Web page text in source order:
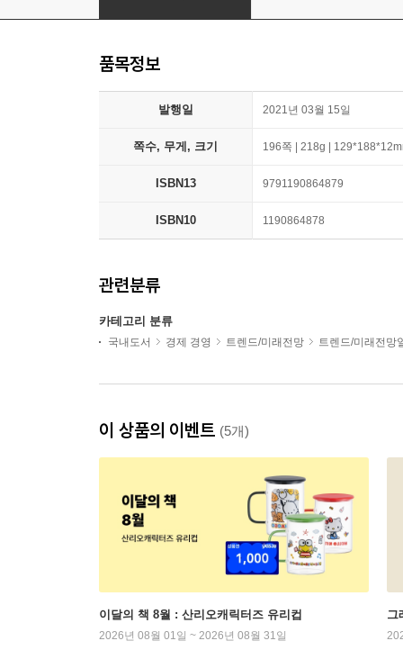
품목정보
발행일 2021년 03월 15일
쪽수, 무게, 크기 196쪽 | 218g |
ISBN13 9791190864879
ISBN10 1190864878
관련분류
카테고리 분류
국내도서 경제 경영 트렌드/미래전망 트렌드/미래전망
이 상품의 이벤트 (5개)
이달의 책 8월 : 산리오캐릭터즈 유리컵
2026년 08월 01일 ~ 2026년 08월 31일
그